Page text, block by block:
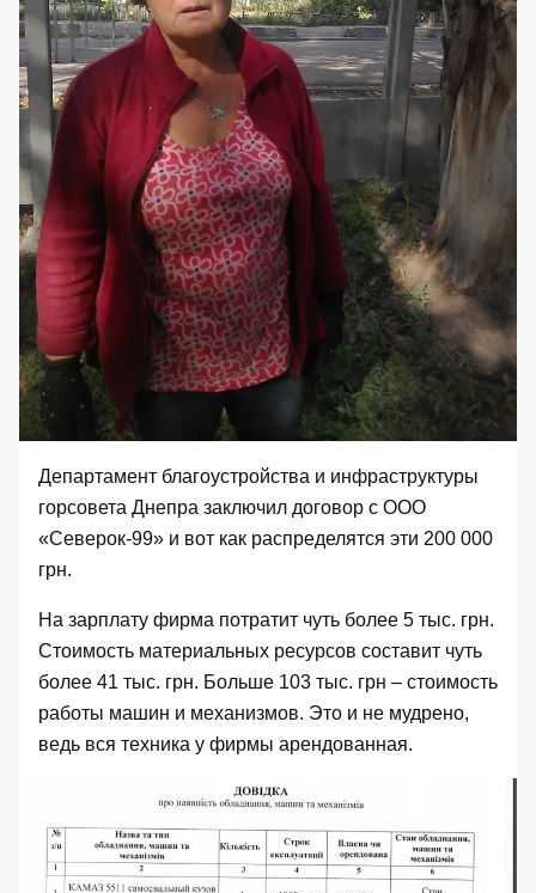
Департамент благоустройства и инфраструктуры
горсовета Днепра заключил договор с ООО
«Северок-99» и вот как распределятся эти 200 000
грн.
На зарплату фирма потратит чуть более 5 тыс. грн.
Стоимость материальных ресурсов составит чуть
более 41 тыс. грн. Больше 103 тыс. грн – стоимость
работы машин и механизмов. Это и не мудрено,
ведь вся техника у фирмы арендованная.